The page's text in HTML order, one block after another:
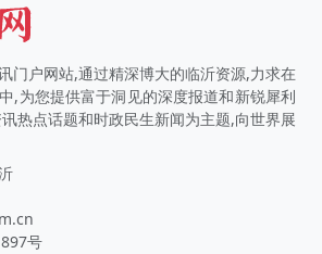
门户网站,通过精深博大的临沂资源,力求在
,为您提供富于洞见的深度报道和新锐犀利
热点话题和时政民生新闻为主题,向世界展
号